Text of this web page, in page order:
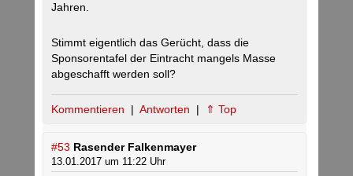
Jahren.
Stimmt eigentlich das Gerücht, dass die
Sponsorentafel der Eintracht mangels Masse
abgeschafft werden soll?
Kommentieren | Antworten | ⇑ Top
#53 Rasender Falkenmayer
13.01.2017 um 11:22 Uhr